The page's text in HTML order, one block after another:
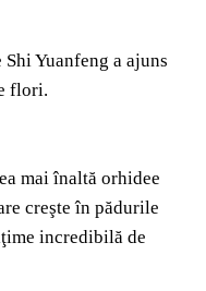
Yuanfeng a ajuns
flori.
mai înaltă orhidee
creşte în pădurile
incredibilă de